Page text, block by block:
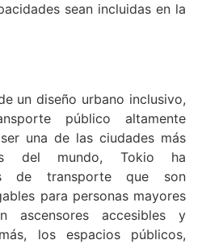
sean incluidas en la
un diseño urbano inclusivo,
público altamente
una de las ciudades más
del mundo, Tokio ha
de transporte que son
para personas mayores
ascensores accesibles y
los espacios públicos,